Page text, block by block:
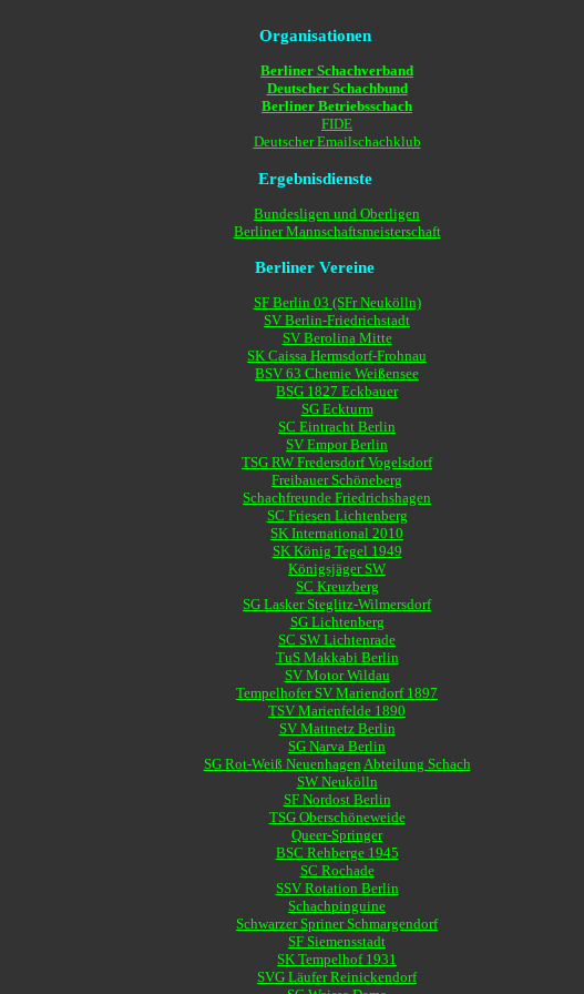
Organisationen
Berliner Schachverband
Deutscher Schachbund
Berliner Betriebsschach
FIDE
Deutscher Emailschachklub
Ergebnisdienste
Bundesligen und Oberligen
Berliner Mannschaftsmeisterschaft
Berliner Vereine
SF Berlin 03 (SFr Neukölln)
SV Berlin-Friedrichstadt
SV Berolina Mitte
SK Caissa Hermsdorf-Frohnau
BSV 63 Chemie Weißensee
BSG 1827 Eckbauer
SG Eckturm
SC Eintracht Berlin
SV Empor Berlin
TSG RW Fredersdorf Vogelsdorf
Freibauer Schöneberg
Schachfreunde Friedrichshagen
SC Friesen Lichtenberg
SK International 2010
SK König Tegel 1949
Königsjäger SW
SC Kreuzberg
SG Lasker Steglitz-Wilmersdorf
SG Lichtenberg
SC SW Lichtenrade
TuS Makkabi Berlin
SV Motor Wildau
Tempelhofer SV Mariendorf 1897
TSV Marienfelde 1890
SV Mattnetz Berlin
SG Narva Berlin
SG Rot-Weiß Neuenhagen Abteilung Schach
SW Neukölln
SF Nordost Berlin
TSG Oberschöneweide
Queer-Springer
BSC Rehberge 1945
SC Rochade
SSV Rotation Berlin
Schachpinguine
Schwarzer Spriner Schmargendorf
SF Siemensstadt
SK Tempelhof 1931
SVG Läufer Reinickendorf